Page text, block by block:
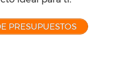
PRESUPUESTOS